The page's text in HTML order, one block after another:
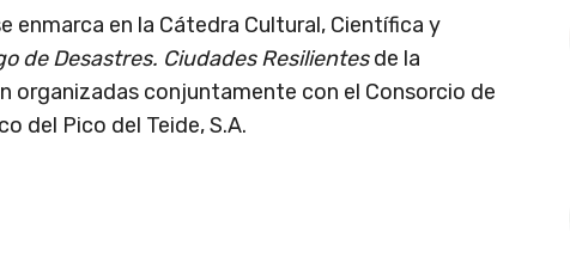
enmarca en la Cátedra Cultural, Científica y
de Desastres. Ciudades Resilientesde la
organizadas conjuntamente con el Consorcio de
del Pico del Teide, S.A.